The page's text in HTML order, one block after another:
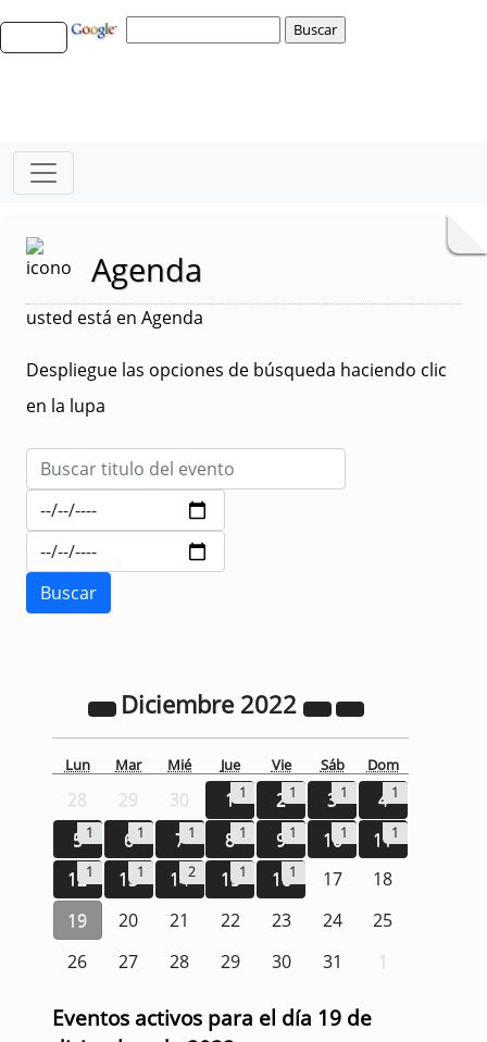
Agenda
usted está en Agenda
Despliegue las opciones de búsqueda haciendo clic
en la lupa
Diciembre 2022
Lun Mar Mié Jue Vie Sáb Dom
28 29 30 1 1 2 1 3 1 4 1
5 1 6 1 7 1 8 1 9 1 101 111
121 131 142 151 161 17
18
19
20 21 22 23 24
25
26
27 28 29 30 31 1
Eventos activos para el día 19 de